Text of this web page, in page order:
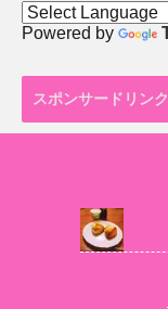
Powered by
スポンサードリンク